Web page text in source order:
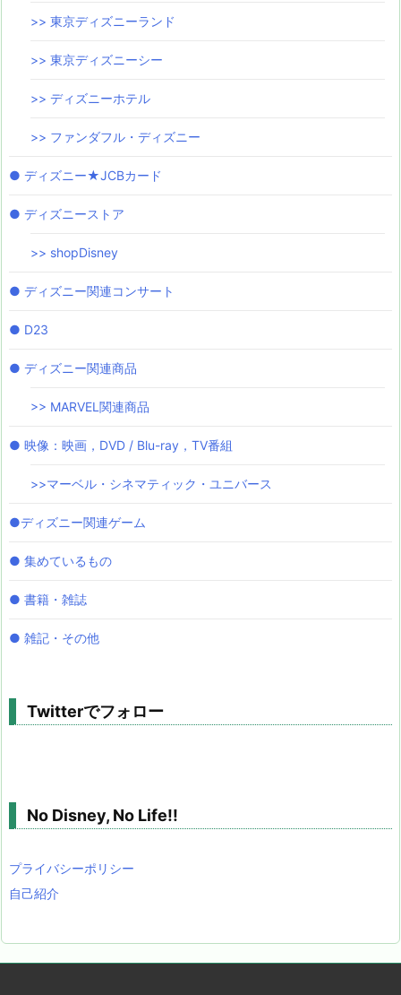
>> 東京ディズニーランド
>> 東京ディズニーシー
>> ディズニーホテル
>> ファンダフル・ディズニー
● ディズニー★JCBカード
● ディズニーストア
>> shopDisney
● ディズニー関連コンサート
● D23
● ディズニー関連商品
>> MARVEL関連商品
● 映像：映画，DVD / Blu-ray，TV番組
>>マーベル・シネマティック・ユニバース
●ディズニー関連ゲーム
● 集めているもの
● 書籍・雑誌
● 雑記・その他
Twitterでフォロー
No Disney, No Life!!
プライバシーポリシー
自己紹介